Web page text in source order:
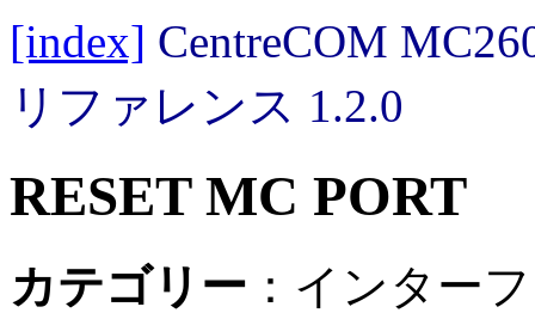
[index] CentreCOM
リファレンス 1.2.0
RESET MC PORT
カテゴリー ：インター